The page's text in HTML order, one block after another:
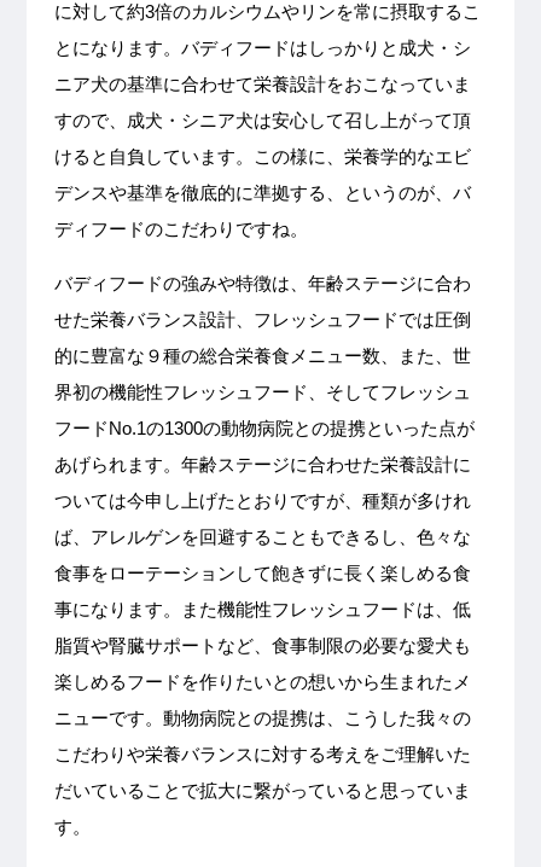
に対して約3倍のカルシウムやリンを常に摂取するこ
とになります。バディフードはしっかりと成犬・シ
ニア犬の基準に合わせて栄養設計をおこなっていま
すので、成犬・シニア犬は安心して召し上がって頂
けると自負しています。この様に、栄養学的なエビ
デンスや基準を徹底的に準拠する、というのが、バ
ディフードのこだわりですね。
バディフードの強みや特徴は、年齢ステージに合わ
せた栄養バランス設計、フレッシュフードでは圧倒
的に豊富な９種の総合栄養食メニュー数、また、世
界初の機能性フレッシュフード、そしてフレッシュ
フードNo.1の1300の動物病院との提携といった点が
あげられます。年齢ステージに合わせた栄養設計に
ついては今申し上げたとおりですが、種類が多けれ
ば、アレルゲンを回避することもできるし、色々な
食事をローテーションして飽きずに長く楽しめる食
事になります。また機能性フレッシュフードは、低
脂質や腎臓サポートなど、食事制限の必要な愛犬も
楽しめるフードを作りたいとの想いから生まれたメ
ニューです。動物病院との提携は、こうした我々の
こだわりや栄養バランスに対する考えをご理解いた
だいていることで拡大に繋がっていると思っていま
す。